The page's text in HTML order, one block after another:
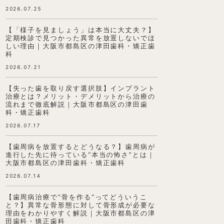
2026.07.25
【「様子を見ましょう」は本当に大丈夫？】
定期検診で見つかった異常を放置しないでほ
しい理由｜大阪市都島区の津田歯科・矯正歯
科
2026.07.21
【失った歯を取り戻す選択肢】インプラント
治療とは？メリット・デメリットから治療の
流れまで徹底解説｜大阪市都島区の津田歯
科・矯正歯科
2026.07.17
【歯周病を放置するとどうなる？】歯周病が
進行した先に待っている“本当の怖さ”とは｜
大阪市都島区の津田歯科・矯正歯科
2026.07.14
【歯周病治療で“骨を作る”ってどういうこ
と？】異常な骨形態に対して骨形成が必要な
理由をわかりやすく解説｜大阪市都島区の津
田歯科・矯正歯科